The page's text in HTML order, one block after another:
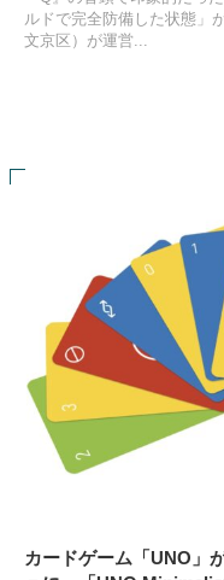
ルドで完全防備した状態」
文京区）が運営...
カードゲーム「UNO」